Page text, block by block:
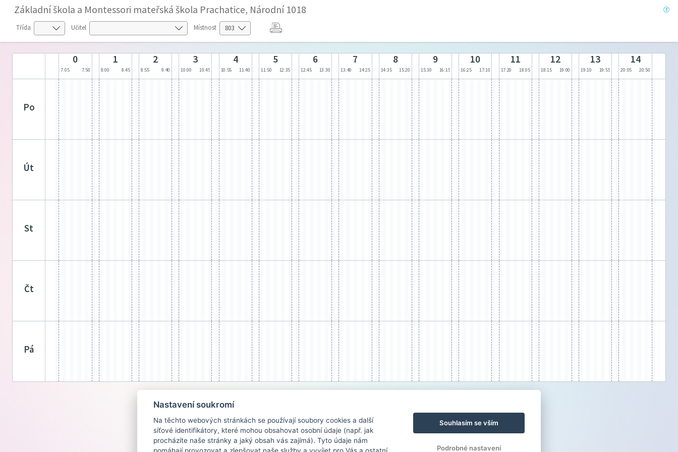
Základní škola a Montessori mateřská škola Prachatice, Národní 1018
Třída Učitel Místnost
0
7:05 7:50
1
8:00 8:45
2
8:55 9:40
3
10:00 10:45
4
10:55 11:40
5
11:50 12:35
6
12:45 13:30
7
13:40 14:25
8
14:35 15:20
9
15:30 16:15
10
16:25 17:10
11
17:20 18:05
12
18:15 19:00
13
19:10 19:55
14
20:05 20:50
po
út
st
čt
pá
Nastavení soukromí
Na těchto webových stránkách se používají soubory cookies a další
síťové identifikátory, které mohou obsahovat osobní údaje (např. jak
procházíte naše stránky a jaký obsah vás zajímá). Tyto údaje nám
Souhlasím se vším
Podrobné nastavení